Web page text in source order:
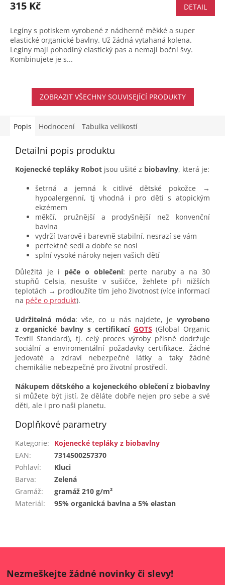
315 Kč DETAIL
Legíny s potiskem vyrobené z nádherně měkké a super
elastické organické bavlny. Už žádná vytahaná kolena.
Legíny mají pohodlný elastický pas a nemají boční švy.
Kombinujete je s...
ZOBRAZIT VŠECHNY SOUVISEJÍCÍ PRODUKTY
Popis Hodnocení Tabulka velikostí
Detailní popis produktu
Kojenecké tepláky Robot jsou ušité z biobavlny, která je:
šetrná a jemná k citlivé dětské pokožce →
hypoalergenní, tj vhodná i pro děti s atopickým
ekzémem
měkčí, pružnější a prodyšnější než konvenční
bavlna
vydrží tvarově i barevně stabilní, nesrazí se vám
perfektně sedí a dobře se nosí
splní vysoké nároky nejen vašich dětí
Důležitá je i péče o oblečení: perte naruby a na 30
stupňů Celsia, nesušte v sušičce, žehlete při nižších
teplotách → prodloužíte tím jeho životnost (více informací
na péče o produkt).
Udržitelná móda: vše, co u nás najdete, je vyrobeno
z organické bavlny s certifikací GOTS (Global Organic
Textil Standard), tj. celý proces výroby přísně dodržuje
sociální a enviromentální požadavky certifikace. Žádné
jedovaté a zdraví nebezpečné látky a taky žádné
chemikálie nebezpečné pro životní prostředí.
Nákupem dětského a kojeneckého oblečení z biobavlny
si můžete být jistí, že děláte dobře nejen pro sebe a své
děti, ale i pro naši planetu.
Doplňkové parametry
Kategorie:
Kojenecké tepláky z biobavlny
EAN:
7314500257370
Pohlaví:
Kluci
Barva:
Zelená
Gramáž:
gramáž 210 g/m²
Materiál: 95% organická bavlna a 5% elastan
Nezmeškejte žádné novinky či slevy!